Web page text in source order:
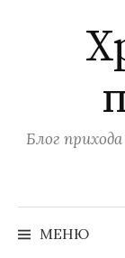
содержимому
Блог
МЕНЮ